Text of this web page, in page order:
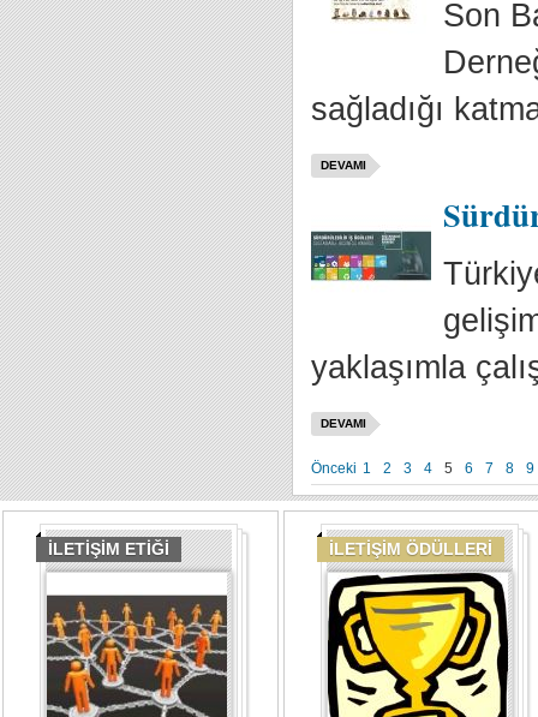
Son
sağladığı
DEVAMI
yaklaşımla
DEVAMI
Önceki 1 2 3 4 5 6 7 8 9
İLETİŞİM ETİĞİ İLETİŞİM ÖDÜLLERİ